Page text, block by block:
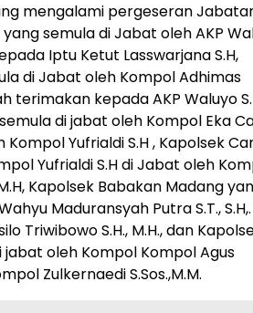
mengalami pergeseran
semula di Jabat oleh AKP
Iptu Ketut Lasswarjana S.H,
di Jabat oleh Kompol Adhimas
terimakan kepada AKP Waluyo
di jabat oleh Kompol Eka
Kompol Yufrialdi S.H , Kapolsek
Yufrialdi S.H di Jabat oleh
Kapolsek Babakan Madang
Maduransyah Putra S.T., S.H,.
Triwibowo S.H., M.H., dan
oleh Kompol Kompol Agus
Zulkernaedi S.Sos.,M.M.